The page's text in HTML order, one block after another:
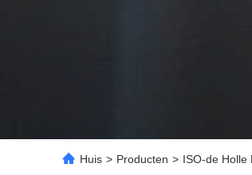
Huis > Producten > ISO-de Holle